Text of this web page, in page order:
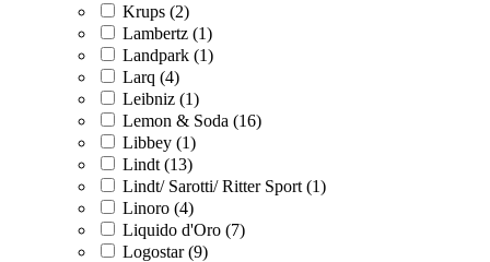
Krups (2)
Lambertz (1)
Landpark (1)
Larq (4)
Leibniz (1)
Lemon & Soda (16)
Libbey (1)
Lindt (13)
Lindt/ Sarotti/ Ritter Sport (1)
Linoro (4)
Liquido d'Oro (7)
Logostar (9)